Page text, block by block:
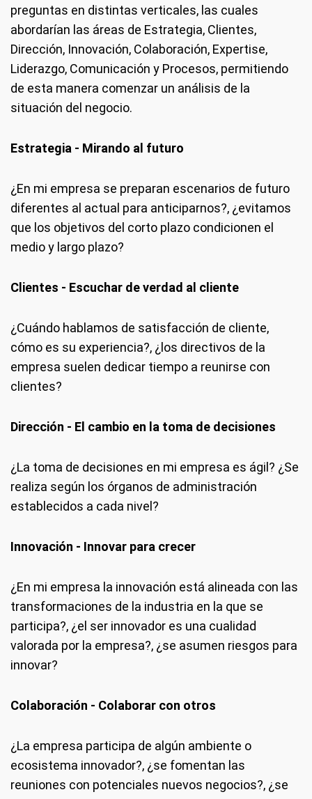
preguntas en distintas verticales, las cuales
abordarían las áreas de Estrategia, Clientes,
Dirección, Innovación, Colaboración, Expertise,
Liderazgo, Comunicación y Procesos, permitiendo
de esta manera comenzar un análisis de la
situación del negocio.
Estrategia - Mirando al futuro
¿En mi empresa se preparan escenarios de futuro
diferentes al actual para anticiparnos?, ¿evitamos
que los objetivos del corto plazo condicionen el
medio y largo plazo?
Clientes - Escuchar de verdad al cliente
¿Cuándo hablamos de satisfacción de cliente,
cómo es su experiencia?, ¿los directivos de la
empresa suelen dedicar tiempo a reunirse con
clientes?
Dirección - El cambio en la toma de decisiones
¿La toma de decisiones en mi empresa es ágil? ¿Se
realiza según los órganos de administración
establecidos a cada nivel?
Innovación - Innovar para crecer
¿En mi empresa la innovación está alineada con las
transformaciones de la industria en la que se
participa?, ¿el ser innovador es una cualidad
valorada por la empresa?, ¿se asumen riesgos para
innovar?
Colaboración - Colaborar con otros
¿La empresa participa de algún ambiente o
ecosistema innovador?, ¿se fomentan las
reuniones con potenciales nuevos negocios?, ¿se